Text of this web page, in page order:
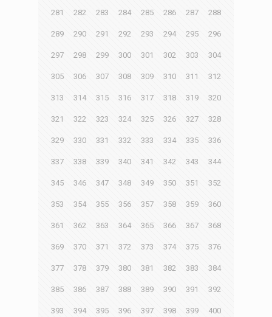
281 282 283 284 285 286 287 288
289 290 291 292 293 294 295 296
297 298 299 300 301 302 303 304
305 306 307 308 309 310 311 312
313 314 315 316 317 318 319 320
321 322 323 324 325 326 327 328
329 330 331 332 333 334 335 336
337 338 339 340 341 342 343 344
345 346 347 348 349 350 351 352
353 354 355 356 357 358 359 360
361 362 363 364 365 366 367 368
369 370 371 372 373 374 375 376
377 378 379 380 381 382 383 384
385 386 387 388 389 390 391 392
393 394 395 396 397 398 399 400